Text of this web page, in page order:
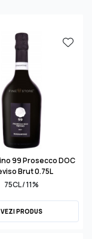
99 Prosecco DOC
Brut 0.75L
75CL / 11%
VEZI PRODUS